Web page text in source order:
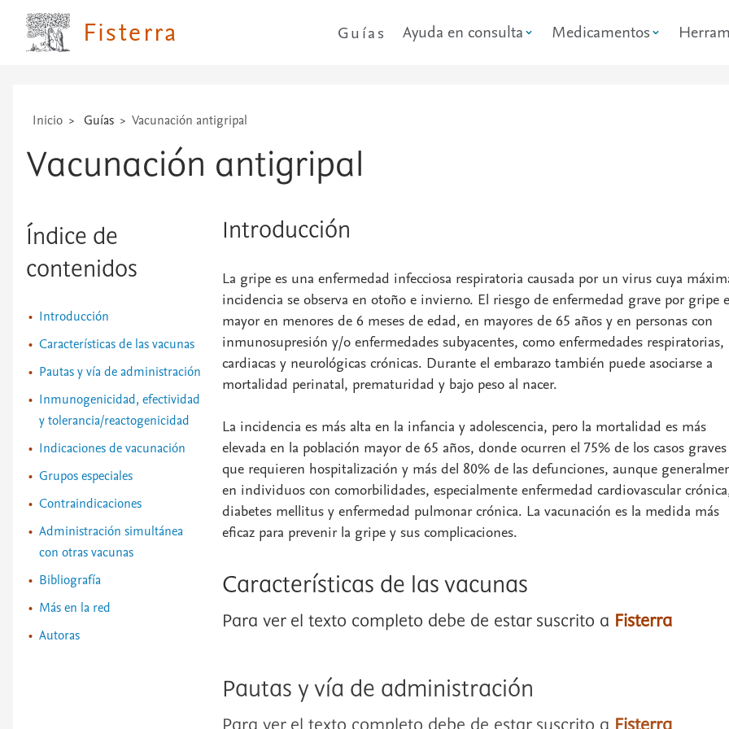
Fisterra Guías Ayuda en consulta Medicamentos
Inicio Guías Vacunación antigripal
Vacunación antigripal
Índice de
contenidos
Introducción
Características de las vacunas
Pautas y vía de administración
Inmunogenicidad, efectividad
y tolerancia/reactogenicidad
Indicaciones de vacunación
Grupos especiales
Contraindicaciones
Administración simultánea
con otras vacunas
Bibliografía
Más en la red
Autoras
Introducción
La gripe es una enfermedad infecciosa respiratoria causada por un virus cuya
incidencia se observa en otoño e invierno. El riesgo de enfermedad grave por gripe
mayor en menores de 6 meses de edad, en mayores de 65 años y en personas con
inmunosupresión y/o enfermedades subyacentes, como enfermedades respiratorias,
cardiacas y neurológicas crónicas. Durante el embarazo también puede asociarse a
mortalidad perinatal, prematuridad y bajo peso al nacer.
La incidencia es más alta en la infancia y adolescencia, pero la mortalidad es más
elevada en la población mayor de 65 años, donde ocurren el 75% de los casos graves
que requieren hospitalización y más del 80% de las defunciones, aunque
en individuos con comorbilidades, especialmente enfermedad cardiovascular
diabetes mellitus y enfermedad pulmonar crónica. La vacunación es la medida más
eficaz para prevenir la gripe y sus complicaciones.
Características de las vacunas
Para ver el texto completo debe de estar suscrito a Fisterra
Pautas y vía de administración